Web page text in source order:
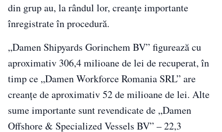
din grup au, la rândul lor, creanțe importante
înregistrate în procedură.
„Damen Shipyards Gorinchem BV” figurează cu
aproximativ 306,4 milioane de lei de recuperat, în
timp ce „Damen Workforce Romania SRL” are
creanțe de aproximativ 52 de milioane de lei. Alte
sume importante sunt revendicate de „Damen
Offshore & Specialized Vessels BV” – 22,3